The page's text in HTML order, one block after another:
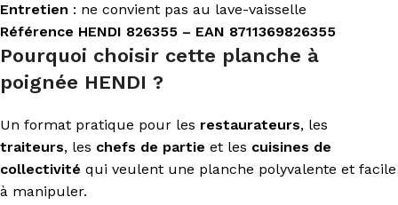
Entretien : ne convient pas au lave-vaisselle
Référence HENDI 826355 – EAN 8711369826355
Pourquoi choisir cette planche à
poignée HENDI ?
Un format pratique pour les restaurateurs, les
traiteurs, les chefs de partie et les cuisines de
collectivité qui veulent une planche polyvalente et facile
à manipuler.